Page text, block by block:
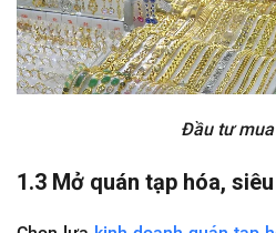
Đầu tư
1.3 Mở quán tạp hóa,